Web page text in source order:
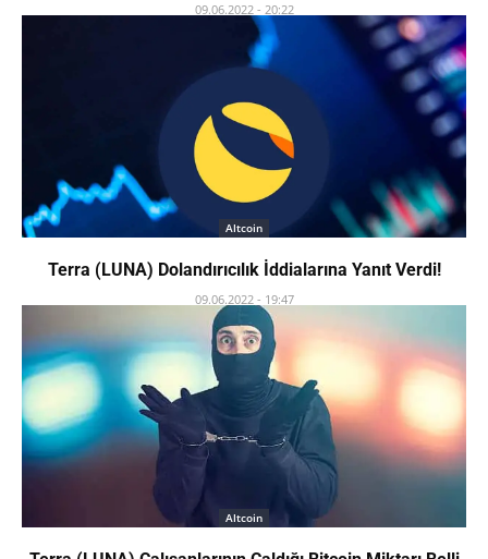
09.06.2022 - 20:22
Altcoin
Terra (LUNA) Dolandırıcılık İddialarına Yanıt Verdi!
09.06.2022 - 19:47
Altcoin